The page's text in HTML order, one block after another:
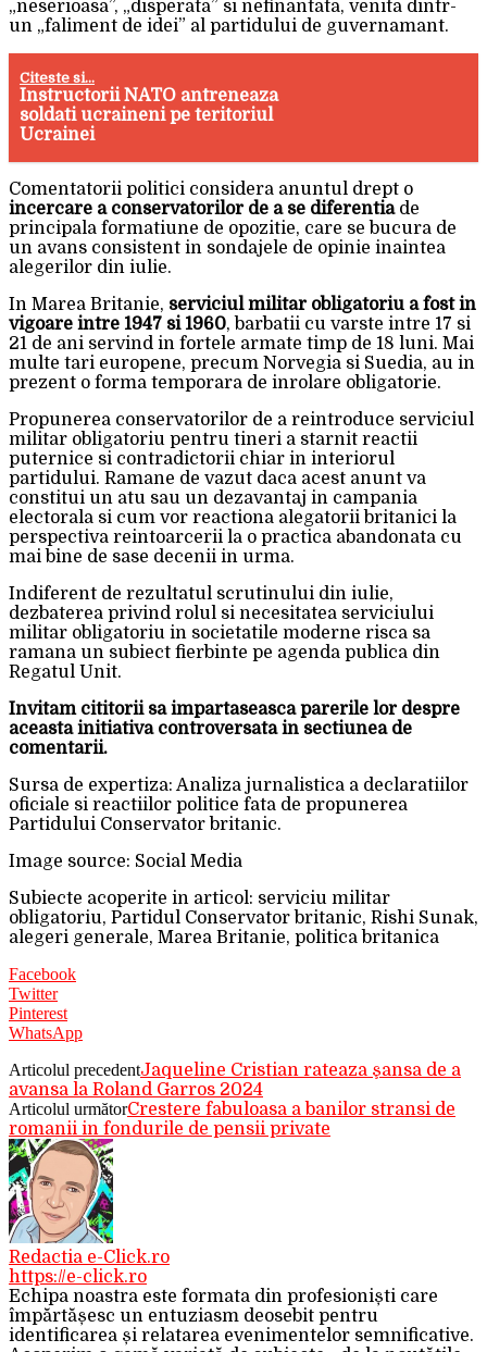
„neserioasa”, „disperata” si nefinantata, venita dintr-
un „faliment de idei” al partidului de guvernamant.
Citeste si...
Instructorii NATO antreneaza
soldati ucraineni pe teritoriul
Ucrainei
Comentatorii politici considera anuntul drept o
incercare a conservatorilor de a se diferentiade
principala formatiune de opozitie, care se bucura de
un avans consistent in sondajele de opinie inaintea
alegerilor din iulie.
In Marea Britanie, serviciul militar obligatoriu a fost in
vigoare intre 1947 si 1960, barbatii cu varste intre 17 si
21 de ani servind in fortele armate timp de 18 luni. Mai
multe tari europene, precum Norvegia si Suedia, au in
prezent o forma temporara de inrolare obligatorie.
Propunerea conservatorilor de a reintroduce serviciul
militar obligatoriu pentru tineri a starnit reactii
puternice si contradictorii chiar in interiorul
partidului. Ramane de vazut daca acest anunt va
constitui un atu sau un dezavantaj in campania
electorala si cum vor reactiona alegatorii britanici la
perspectiva reintoarcerii la o practica abandonata cu
mai bine de sase decenii in urma.
Indiferent de rezultatul scrutinului din iulie,
dezbaterea privind rolul si necesitatea serviciului
militar obligatoriu in societatile moderne risca sa
ramana un subiect fierbinte pe agenda publica din
Regatul Unit.
Invitam cititorii sa impartaseasca parerile lor despre
aceasta initiativa controversata in sectiunea de
comentarii.
Sursa de expertiza: Analiza jurnalistica a declaratiilor
oficiale si reactiilor politice fata de propunerea
Partidului Conservator britanic.
Image source: Social Media
Subiecte acoperite in articol: serviciu militar
obligatoriu, Partidul Conservator britanic, Rishi Sunak,
alegeri generale, Marea Britanie, politica britanica
Facebook
Twitter
Pinterest
WhatsApp
Articolul precedentJaqueline Cristian rateaza şansa de a
avansa la Roland Garros 2024
Articolul următorCrestere fabuloasa a banilor stransi de
romanii in fondurile de pensii private
Redactia e-Click.ro
https://e-click.ro
Echipa noastra este formata din profesioniști care
împărtășesc un entuziasm deosebit pentru
identificarea și relatarea evenimentelor semnificative.